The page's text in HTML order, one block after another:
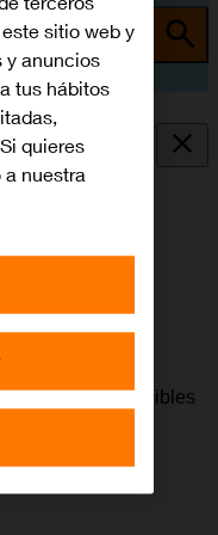
haber varias
una serie de posibles
sitio web y
y anuncios
tus hábitos
quieres
a nuestra